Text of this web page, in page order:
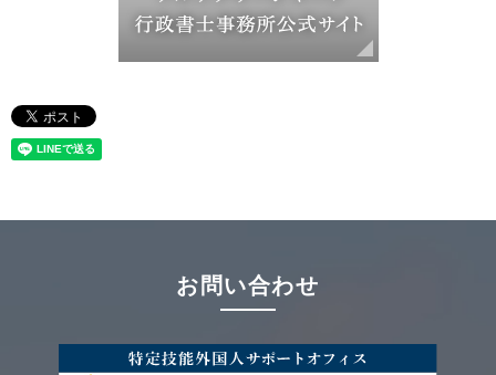
お問い合わせ